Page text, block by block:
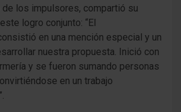
de los impulsores, compartió su
logro conjunto: “El
en una mención especial y un
nuestra propuesta. Inició con
y se fueron sumando personas
en un trabajo